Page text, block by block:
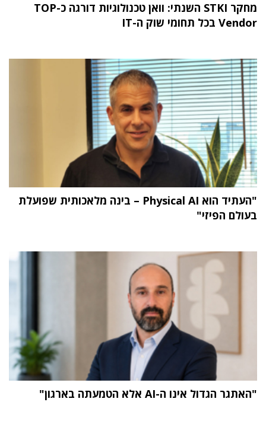
מחקר STKI השנתי: וואן טכנולוגיות דורגה כ-TOP
Vendor בכל תחומי שוק ה-IT
"העתיד הוא Physical AI – בינה מלאכותית שפועלת
בעולם הפיזי"
"האתגר הגדול אינו ה-AI אלא הטמעתה בארגון"